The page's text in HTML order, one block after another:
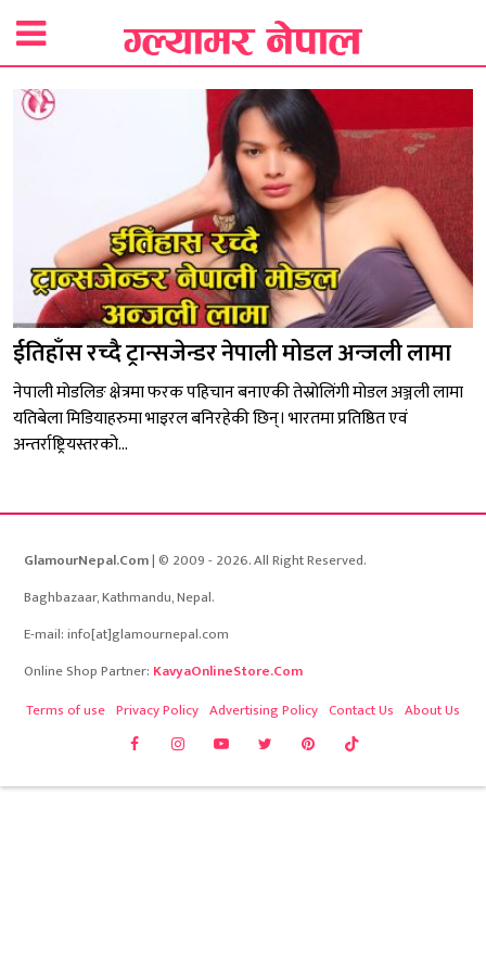
ईतिहाँस रच्दै ट्रान्सजेन्डर नेपाली मोडल अन्जली लामा
नेपाली मोडलिङ क्षेत्रमा फरक पहिचान बनाएकी तेस्रोलिंगी मोडल अञ्जली लामा
यतिबेला मिडियाहरुमा भाइरल बनिरहेकी छिन्। भारतमा प्रतिष्ठित एवं
अन्तर्राष्ट्रियस्तरको...
GlamourNepal.Com| © 2009 - 2026. All Right Reserved.
Baghbazaar, Kathmandu, Nepal.
E-mail: info[at]glamournepal.com
Online Shop Partner: KavyaOnlineStore.Com
Terms of use Privacy Policy Advertising Policy Contact Us About Us